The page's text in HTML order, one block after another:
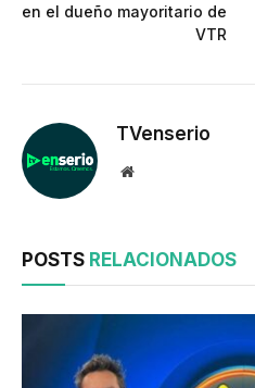
en el dueño mayoritario de
VTR
TVenserio
Website
POSTS RELACIONADOS